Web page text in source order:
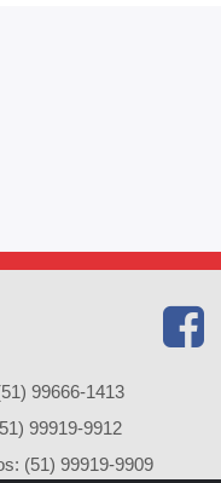
99666-1413
99919-9912
(51) 99919-9909